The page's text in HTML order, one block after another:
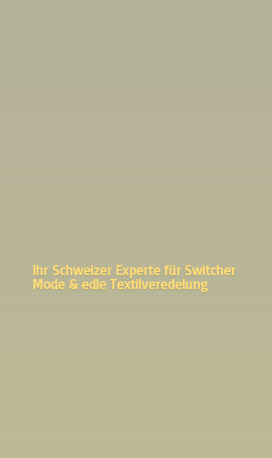
Ihr Schweizer Experte für Switcher
Mode & edle Textilveredelung